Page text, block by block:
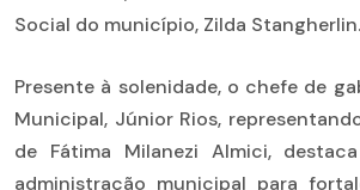
Social do município, Zilda Stangherlin.
Presente à solenidade, o chefe de
Municipal, Júnior Rios,
de Fátima Milanezi Almici,
administração municipal para